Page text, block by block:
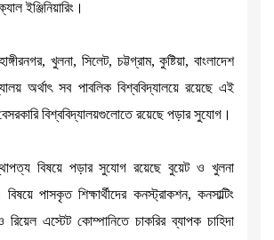
ইঞ্জিনিয়ারিং।
খুলনা, সিলেট, চট্টগ্রাম, কুষ্টিয়া, বাংলাদেশ
অর্থাৎ সব পাবলিক বিশ্ববিদ্যালয়ে রয়েছে এই
বিশ্ববিদ্যালয়গুলোতে রয়েছে পড়ার সুযোগ।
বিষয়ে পড়ার সুযোগ রয়েছে বুয়েট ও খুলনা
পাসকৃত শিক্ষার্থীদের কনস্ট্রাকশন, কনসাল্টিং
রিয়েল এস্টেট কোম্পানিতে চাকরির ব্যাপক চাহিদা